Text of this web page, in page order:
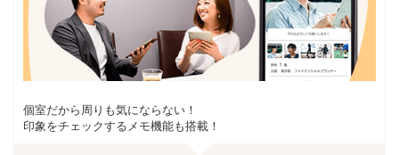
個室だから周りも気にならない！
印象をチェックするメモ機能も搭載！